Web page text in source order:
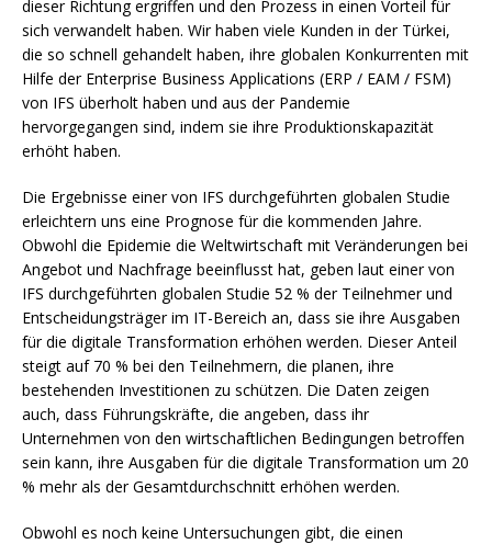
dieser Richtung ergriffen und den Prozess in einen Vorteil für
sich verwandelt haben. Wir haben viele Kunden in der Türkei,
die so schnell gehandelt haben, ihre globalen Konkurrenten mit
Hilfe der Enterprise Business Applications (ERP / EAM / FSM)
von IFS überholt haben und aus der Pandemie
hervorgegangen sind, indem sie ihre Produktionskapazität
erhöht haben.
Die Ergebnisse einer von IFS durchgeführten globalen Studie
erleichtern uns eine Prognose für die kommenden Jahre.
Obwohl die Epidemie die Weltwirtschaft mit Veränderungen bei
Angebot und Nachfrage beeinflusst hat, geben laut einer von
IFS durchgeführten globalen Studie 52 % der Teilnehmer und
Entscheidungsträger im IT-Bereich an, dass sie ihre Ausgaben
für die digitale Transformation erhöhen werden. Dieser Anteil
steigt auf 70 % bei den Teilnehmern, die planen, ihre
bestehenden Investitionen zu schützen. Die Daten zeigen
auch, dass Führungskräfte, die angeben, dass ihr
Unternehmen von den wirtschaftlichen Bedingungen betroffen
sein kann, ihre Ausgaben für die digitale Transformation um 20
% mehr als der Gesamtdurchschnitt erhöhen werden.
Obwohl es noch keine Untersuchungen gibt, die einen